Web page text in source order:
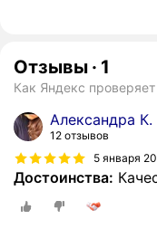
Отзывы · 1
Как Яндекс
Александра К.
12 отзывов
5 января
Достоинства: